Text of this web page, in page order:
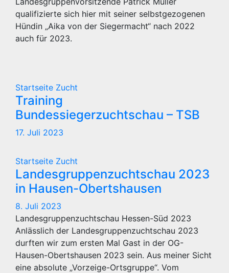
qualifizierte sich hier mit seiner selbstgezogenen
Hündin „Aika von der Siegermacht“ nach 2022
auch für 2023.
Startseite Zucht
Training
Bundessiegerzuchtschau – TSB
17. Juli 2023
Startseite Zucht
Landesgruppenzuchtschau 2023
in Hausen-Obertshausen
8. Juli 2023
Landesgruppenzuchtschau Hessen-Süd 2023
Anlässlich der Landesgruppenzuchtschau 2023
durften wir zum ersten Mal Gast in der OG-
Hausen-Obertshausen 2023 sein. Aus meiner Sicht
eine absolute „Vorzeige-Ortsgruppe“. Vom